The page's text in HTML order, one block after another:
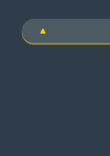
الحقوق محفوظة.